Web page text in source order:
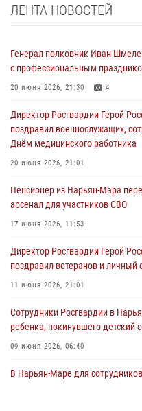
ЛЕНТА НОВОСТЕЙ
Генерал-полковник Иван
с профессиональным
20 июня 2026, 21:30 4
Директор Росгвардии Герой
поздравил военнослужащих,
Днём медицинского работника
20 июня 2026, 21:01
Пенсионер из Нарьян-Мара
арсенал для участников СВО
17 июня 2026, 11:53
Директор Росгвардии Герой
поздравил ветеранов и личный
11 июня 2026, 21:01
Сотрудники Росгвардии в
ребенка, покинувшего детский
09 июня 2026, 06:40
В Нарьян-Маре для